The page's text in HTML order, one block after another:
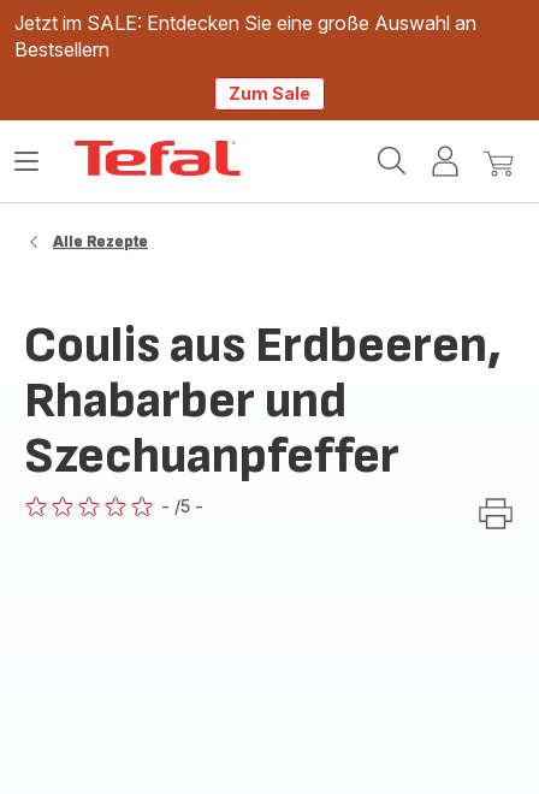
Jetzt im SALE: Entdecken Sie eine große Auswahl an
Bestsellern
Zum Sale
Mein
Mein
Das
Alle Rezepte
Coulis aus Erdbeeren,
Rhabarber und
Szechuanpfeffer
- /5 -